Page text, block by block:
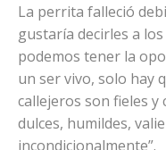
La perrita falleció
gustaría decirles a
podemos tener la
un ser vivo, solo hay
callejeros son fieles y
dulces, humildes,
incondicionalmente”.